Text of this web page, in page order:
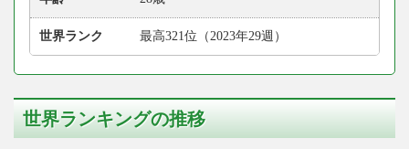
世界ランク 最高321位（2023年29週）
世界ランキングの推移